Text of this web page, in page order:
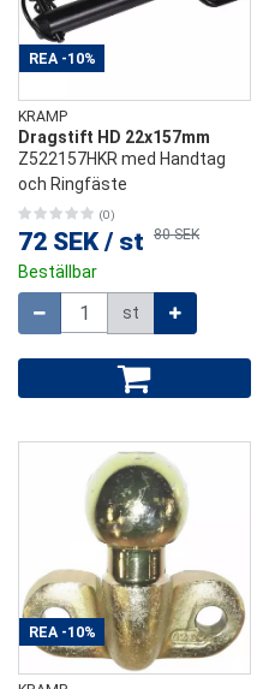
REA -10%
KRAMP
Dragstift HD 22x157mm
Z522157HKR med Handtag
och Ringfäste
(0)
72 SEK / st 80 SEK
Beställbar
st
REA -10%